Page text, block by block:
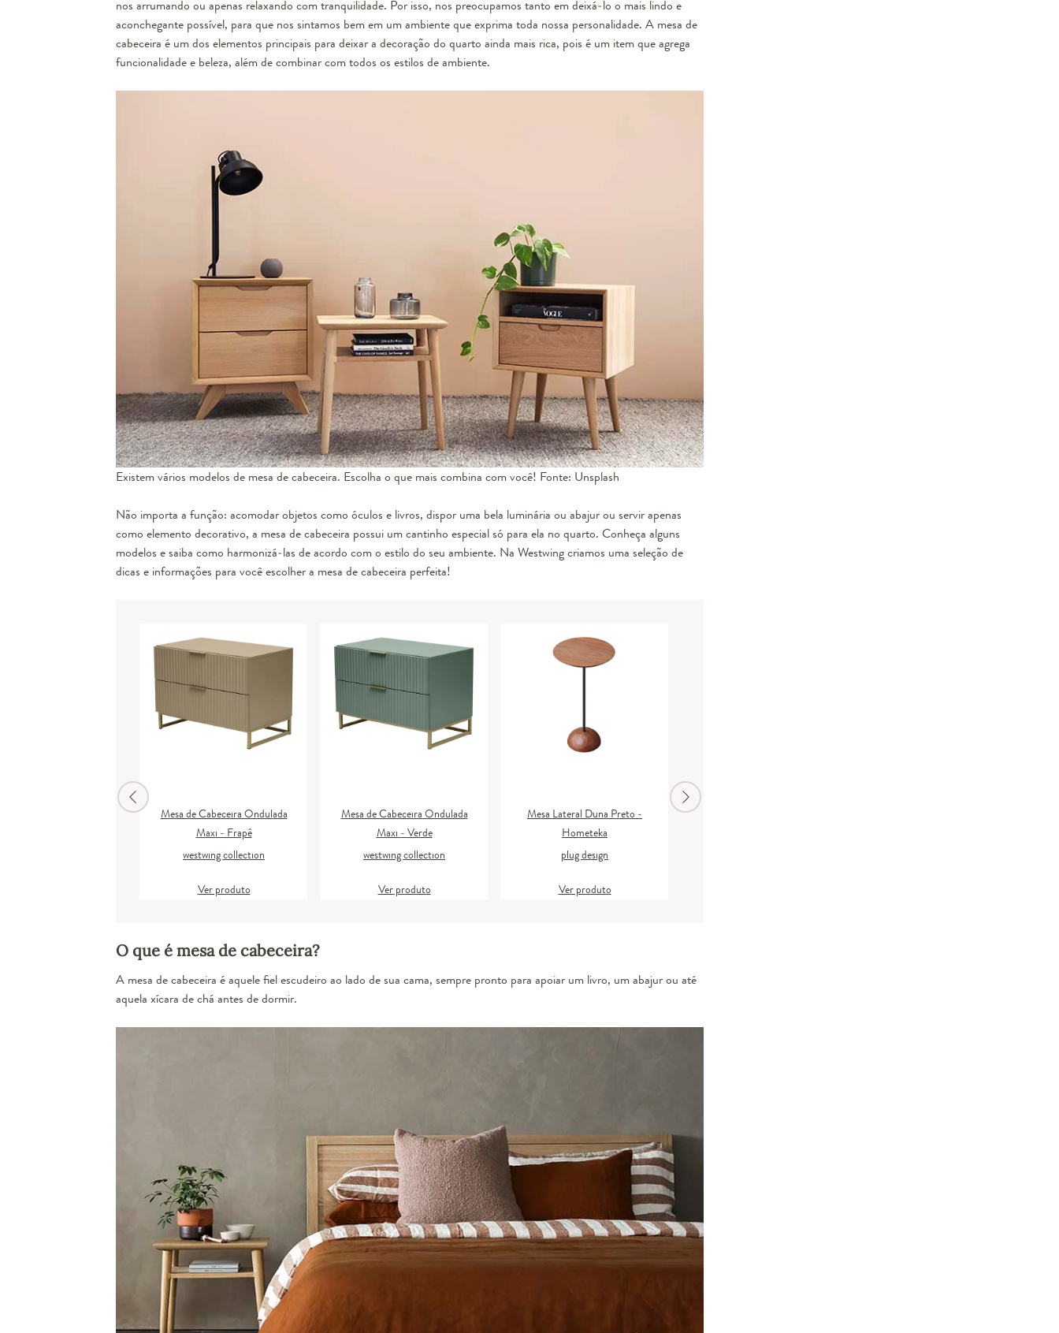
nos arrumando ou apenas relaxando com tranquilidade. Por isso, nos preocupamos tanto em deixá-lo o mais lindo e
aconchegante possível, para que nos sintamos bem em um ambiente que exprima toda nossa personalidade. A mesa de
cabeceira é um dos elementos principais para deixar a decoração do quarto ainda mais rica, pois é um item que agrega
funcionalidade e beleza, além de combinar com todos os estilos de ambiente.
Existem vários modelos de mesa de cabeceira. Escolha o que mais combina com você! Fonte: Unsplash
Não importa a função: acomodar objetos como óculos e livros, dispor uma bela luminária ou abajur ou servir apenas
como elemento decorativo, a mesa de cabeceira possui um cantinho especial só para ela no quarto. Conheça alguns
modelos e saiba como harmonizá-las de acordo com o estilo do seu ambiente. Na Westwing criamos uma seleção de
dicas e informações para você escolher a mesa de cabeceira perfeita!
Mesa de Cabeceira Ondulada
Maxi - Frapê
westwing collection
Ver produto
Mesa de Cabeceira Ondulada
Maxi - Verde
westwing collection
Ver produto
Mesa Lateral Duna Preto -
Hometeka
plug design
Ver produto
O que é mesa de cabeceira?
A mesa de cabeceira é aquele fiel escudeiro ao lado de sua cama, sempre pronto para apoiar um livro, um abajur ou até
aquela xícara de chá antes de dormir.